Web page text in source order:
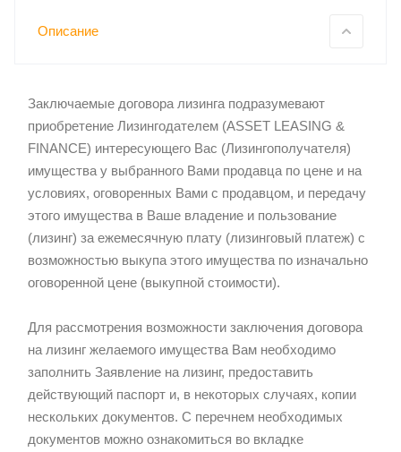
Описание
Заключаемые договора лизинга подразумевают
приобретение Лизингодателем (ASSET LEASING &
FINANCE) интересующего Вас (Лизингополучателя)
имущества у выбранного Вами продавца по цене и на
условиях, оговоренных Вами с продавцом, и передачу
этого имущества в Ваше владение и пользование
(лизинг) за ежемесячную плату (лизинговый платеж) с
возможностью выкупа этого имущества по изначально
оговоренной цене (выкупной стоимости).
Для рассмотрения возможности заключения договора
на лизинг желаемого имущества Вам необходимо
заполнить Заявление на лизинг, предоставить
действующий паспорт и, в некоторых случаях, копии
нескольких документов. С перечнем необходимых
документов можно ознакомиться во вкладке